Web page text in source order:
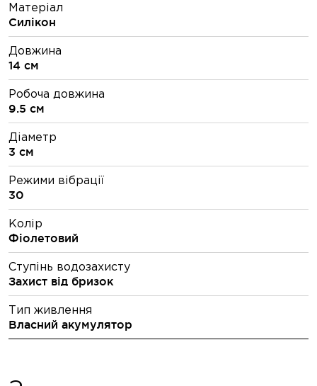
Матеріал
Силікон
Довжина
14 см
Робоча довжина
9.5 см
Діаметр
3 см
Режими вібрації
30
Колір
Фіолетовий
Ступінь водозахисту
Захист від бризок
Тип живлення
Власний акумулятор